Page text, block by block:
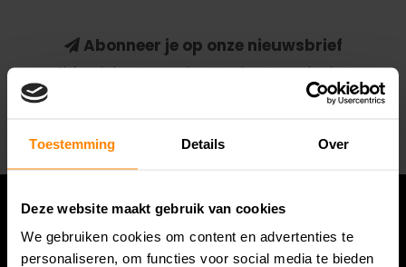
Toestemming Details Over
Deze website maakt gebruik van cookies
We gebruiken cookies om content en advertenties te
personaliseren, om functies voor social media te bieden
Abonneer je op onze nieuwsbrief
Blijf op de hoogte van alle acties die wij je aanbieden!
Abonneer